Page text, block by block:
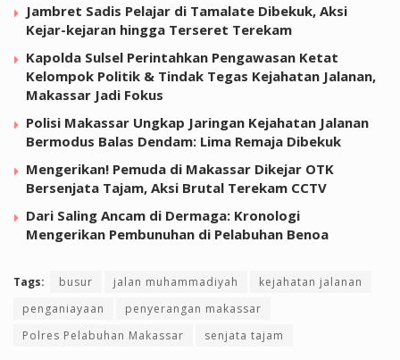
Jambret Sadis Pelajar di Tamalate Dibekuk, Aksi
Kejar-kejaran hingga Terseret Terekam
Kapolda Sulsel Perintahkan Pengawasan Ketat
Kelompok Politik & Tindak Tegas Kejahatan Jalanan,
Makassar Jadi Fokus
Polisi Makassar Ungkap Jaringan Kejahatan Jalanan
Bermodus Balas Dendam: Lima Remaja Dibekuk
Mengerikan! Pemuda di Makassar Dikejar OTK
Bersenjata Tajam, Aksi Brutal Terekam CCTV
Dari Saling Ancam di Dermaga: Kronologi
Mengerikan Pembunuhan di Pelabuhan Benoa
Tags: busur jalan muhammadiyah
kejahatan jalanan
penganiayaan
penyerangan makassar
Polres Pelabuhan Makassar
senjata tajam